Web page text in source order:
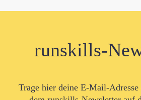
runskills-
Trage hier deine E-Mail-